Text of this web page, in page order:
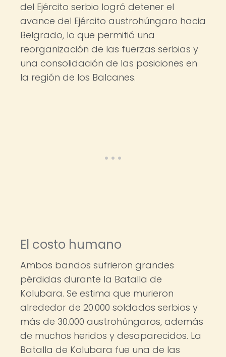
del Ejército serbio logró detener el
avance del Ejército austrohúngaro hacia
Belgrado, lo que permitió una
reorganización de las fuerzas serbias y
una consolidación de las posiciones en
la región de los Balcanes.
El costo humano
Ambos bandos sufrieron grandes
pérdidas durante la Batalla de
Kolubara. Se estima que murieron
alrededor de 20.000 soldados serbios y
más de 30.000 austrohúngaros, además
de muchos heridos y desaparecidos. La
Batalla de Kolubara fue una de las